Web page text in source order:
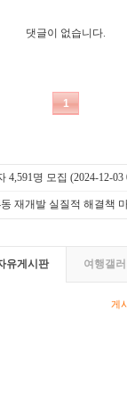
4,591명 모집 (2024-12-03
재개발 실질적 해결책
유게시판 여행갤러
게